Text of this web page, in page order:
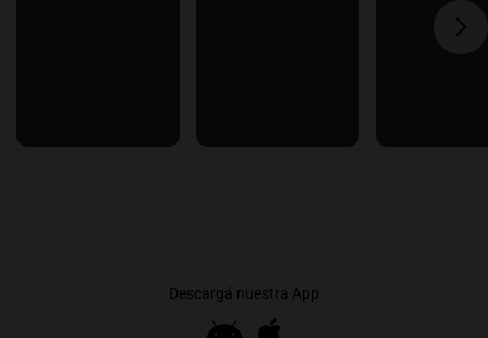
Descargá nuestra App